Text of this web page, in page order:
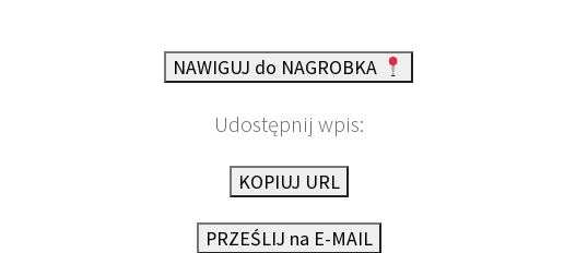
NAWIGUJ do NAGROBKA
Udostępnij wpis:
KOPIUJ URL
PRZEŚLIJ na E-MAIL